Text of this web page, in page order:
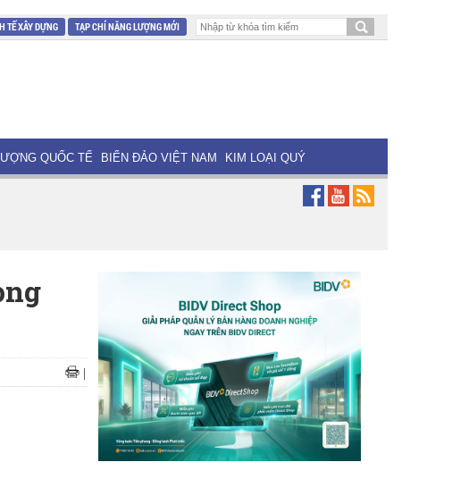
TẾ XÂY DỰNG TẠP CHÍ NĂNG LƯỢNG MỚI
QUỐC TẾ BIỂN ĐẢO VIỆT NAM KIM LOẠI QUÝ
|